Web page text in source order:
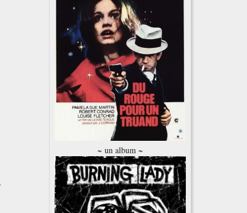
~ un album ~